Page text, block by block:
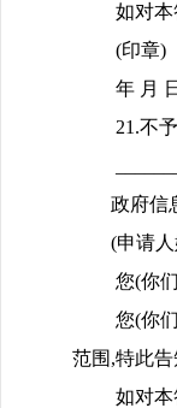
如对本
(印章)
年 月 日
21.不
政府信
(申请
您(你
您(你
范围,特此告
如对本